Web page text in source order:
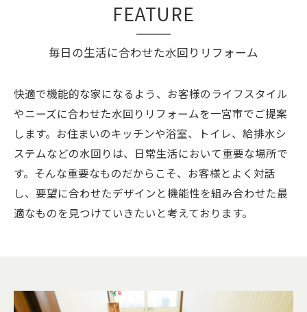
毎日の生活に合わせた水回りリフォーム
FEATURE
快適で機能的な家になるよう、お客様のライフスタイル
やニーズに合わせた水回りリフォームを一宮市でご提案
します。お住まいのキッチンや浴室、トイレ、給排水シ
ステムなどの水回りは、日常生活において重要な場所で
す。そんな重要なものだからこそ、お客様とよく対話
し、要望に合わせたデザインと機能性を組み合わせた最
適なものを見つけていきたいと考えております。